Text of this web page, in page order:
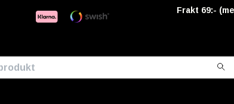
Frakt 69:-